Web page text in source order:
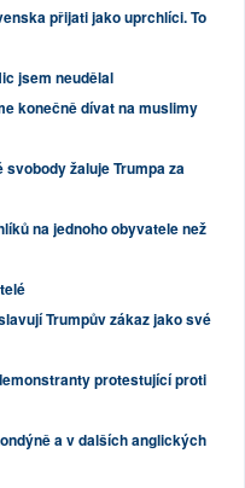
přijati jako uprchlíci. To
jsem neudělal
konečně dívat na muslimy
žaluje Trumpa za
na jednoho obyvatele než
Trumpův zákaz jako své
protestující proti
a v dalších anglických